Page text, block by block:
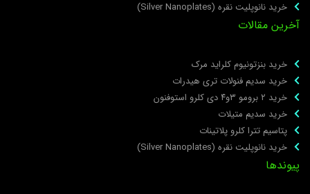
خرید نانوپلیت نقره (Silver Nanoplates)
مقالات
خرید بنزتونیوم کلراید مرک
خرید سدیم فنولات تری هیدرات
خرید ۲ برومو ۳و۴ دی‌ کلرو استوفنون
خرید سدیم متیلات
پتاسیم تترا کلرو پلاتینات
خرید نانوپلیت نقره (Silver Nanoplates)